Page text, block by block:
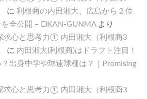
に 利根商の内田湘大、広島から２位
全公開 – EIKAN-GUNMA より
求心と思考力① 内田湘大（利根商3
に 内田湘大(利根商)はドラフト注目！
出身中学や球速球種は？｜Promising
求心と思考力① 内田湘大（利根商3